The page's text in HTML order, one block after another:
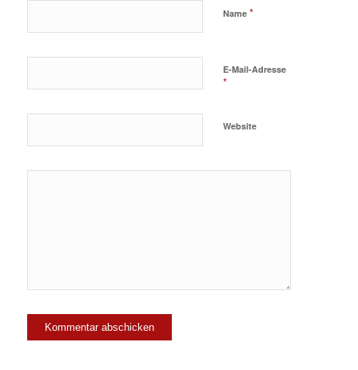
Name *
E-Mail-Adresse
*
Website